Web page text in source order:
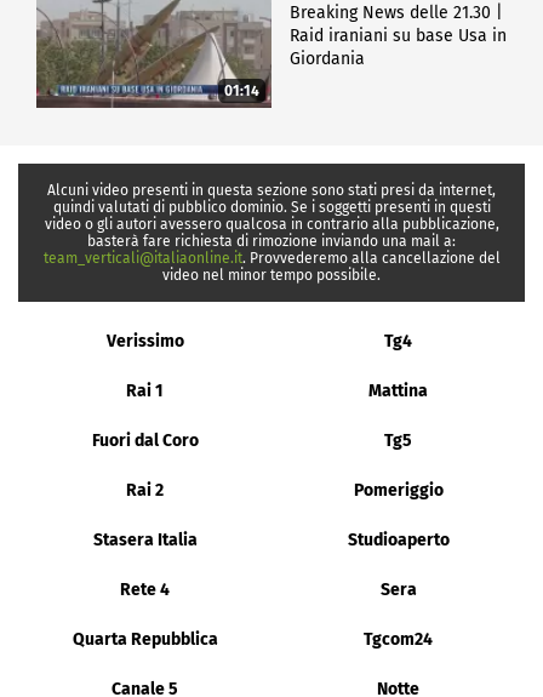
01:14
Breaking News delle 21.30 |
Raid iraniani su base Usa in
Giordania
Alcuni video presenti in questa sezione sono stati presi da internet,
quindi valutati di pubblico dominio. Se i soggetti presenti in questi
video o gli autori avessero qualcosa in contrario alla pubblicazione,
basterà fare richiesta di rimozione inviando una mail a:
team_verticali@italiaonline.it. Provvederemo alla cancellazione del
video nel minor tempo possibile.
Verissimo Tg4
Rai 1 Mattina
Fuori dal Coro Tg5
Rai 2 Pomeriggio
Stasera Italia Studioaperto
Rete 4 Sera
Quarta Repubblica Tgcom24
Canale 5 Notte